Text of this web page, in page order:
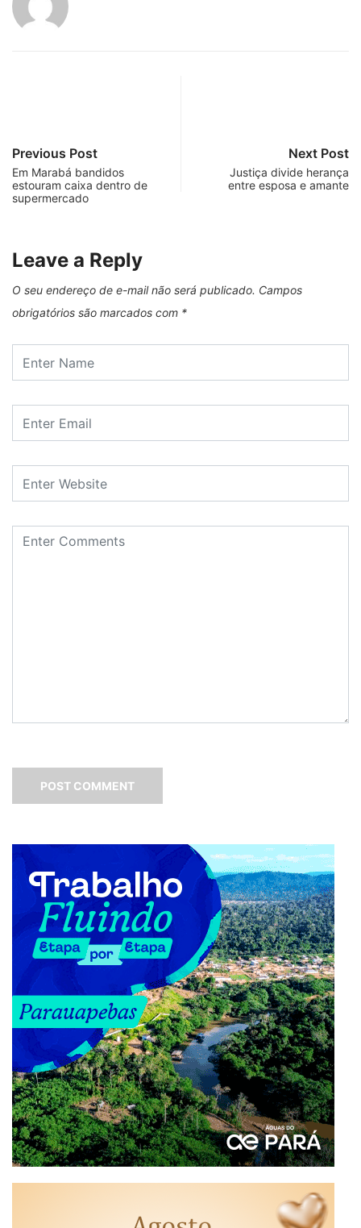
Previous Post
Em Marabá bandidos
estouram caixa dentro de
supermercado
Next Post
Justiça divide herança
entre esposa e amante
Leave a Reply
O seu endereço de e-mail não será publicado. Campos
obrigatórios são marcados com *